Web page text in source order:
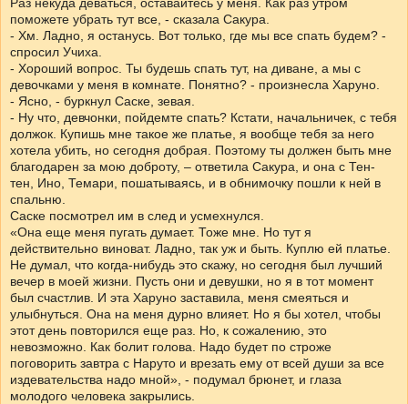
поможете убрать тут все, - сказала Сакура.
- Хм. Ладно, я останусь. Вот только, где мы все спать будем? -
спросил Учиха.
- Хороший вопрос. Ты будешь спать тут, на диване, а мы с
девочками у меня в комнате. Понятно? - произнесла Харуно.
- Ясно, - буркнул Саске, зевая.
- Ну что, девчонки, пойдемте спать? Кстати, начальничек, с тебя
должок. Купишь мне такое же платье, я вообще тебя за него
хотела убить, но сегодня добрая. Поэтому ты должен быть мне
благодарен за мою доброту, – ответила Сакура, и она с Тен-
тен, Ино, Темари, пошатываясь, и в обнимочку пошли к ней в
спальню.
Саске посмотрел им в след и усмехнулся.
«Она еще меня пугать думает. Тоже мне. Но тут я
действительно виноват. Ладно, так уж и быть. Куплю ей платье.
Не думал, что когда-нибудь это скажу, но сегодня был лучший
вечер в моей жизни. Пусть они и девушки, но я в тот момент
был счастлив. И эта Харуно заставила, меня смеяться и
улыбнуться. Она на меня дурно влияет. Но я бы хотел, чтобы
этот день повторился еще раз. Но, к сожалению, это
невозможно. Как болит голова. Надо будет по строже
поговорить завтра с Наруто и врезать ему от всей души за все
издевательства надо мной», - подумал брюнет, и глаза
молодого человека закрылись.